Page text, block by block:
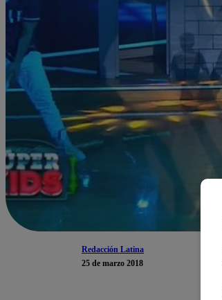
Redacción Latina
25 de marzo 2018